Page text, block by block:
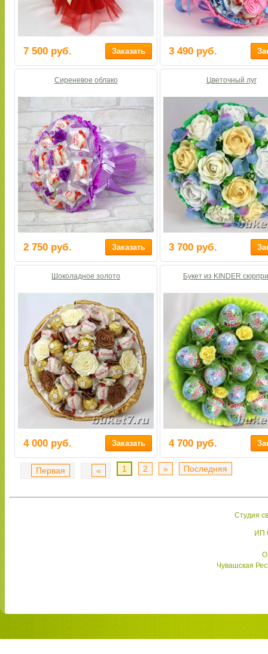
7 500 руб. 3 490 руб.
Сиреневое облако
2 750 руб.
Цветочный луг
3 700 руб.
Шоколадное золото
4 000 руб.
Букет из KINDER
4 700 руб.
Первая « 1 2 » Последняя
Студия
ИП
Чувашская